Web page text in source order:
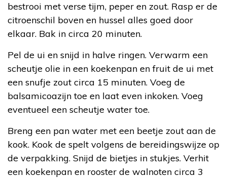
bestrooi met verse tijm, peper en zout. Rasp er de
citroenschil boven en hussel alles goed door
elkaar. Bak in circa 20 minuten.
Pel de ui en snijd in halve ringen. Verwarm een
scheutje olie in een koekenpan en fruit de ui met
een snufje zout circa 15 minuten. Voeg de
balsamicoazijn toe en laat even inkoken. Voeg
eventueel een scheutje water toe.
Breng een pan water met een beetje zout aan de
kook. Kook de spelt volgens de bereidingswijze op
de verpakking. Snijd de bietjes in stukjes. Verhit
een koekenpan en rooster de walnoten circa 3